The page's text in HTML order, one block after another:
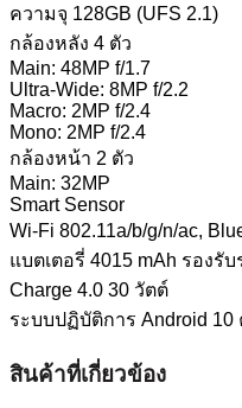
ความจุ 128GB (UFS 2.1)
กล้องหลัง 4 ตัว
Main: 48MP f/1.7
Ultra-Wide: 8MP f/2.2
Macro: 2MP f/2.4
Mono: 2MP f/2.4
กล้องหน้า 2 ตัว
Main: 32MP
Smart Sensor
Wi-Fi 802.11a/b/g/n/ac,
แบตเตอรี่ 4015 mAh รองรั
Charge 4.0 30 วัตต์
ระบบปฏิบัติการ Android 10
สินค้าที่เกี่ยวข้อง